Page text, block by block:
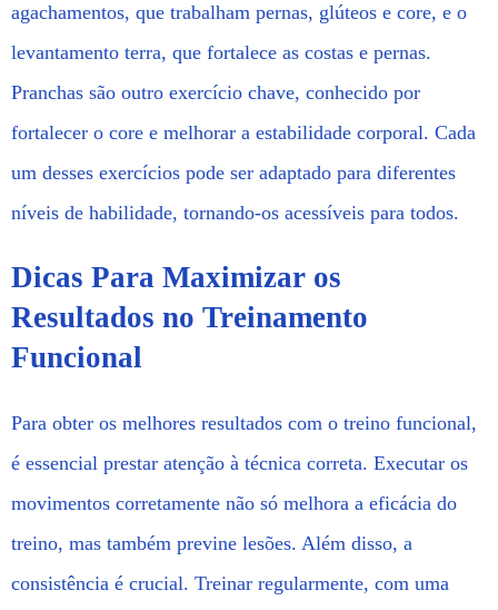
agachamentos, que trabalham pernas, glúteos e core, e o
levantamento terra, que fortalece as costas e pernas.
Pranchas são outro exercício chave, conhecido por
fortalecer o core e melhorar a estabilidade corporal. Cada
um desses exercícios pode ser adaptado para diferentes
níveis de habilidade, tornando-os acessíveis para todos.
Dicas Para Maximizar os
Resultados no Treinamento
Funcional
Para obter os melhores resultados com o treino funcional,
é essencial prestar atenção à técnica correta. Executar os
movimentos corretamente não só melhora a eficácia do
treino, mas também previne lesões. Além disso, a
consistência é crucial. Treinar regularmente, com uma